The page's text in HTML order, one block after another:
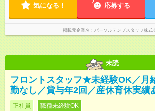
気になる！ 応募する
掲載元企業名 パーソルテンプスタッフ株式
未読
フロントスタッフ★未経験OK／月
勤なし／賞与年2回／産休育休実績
正社員 職種未経験OK